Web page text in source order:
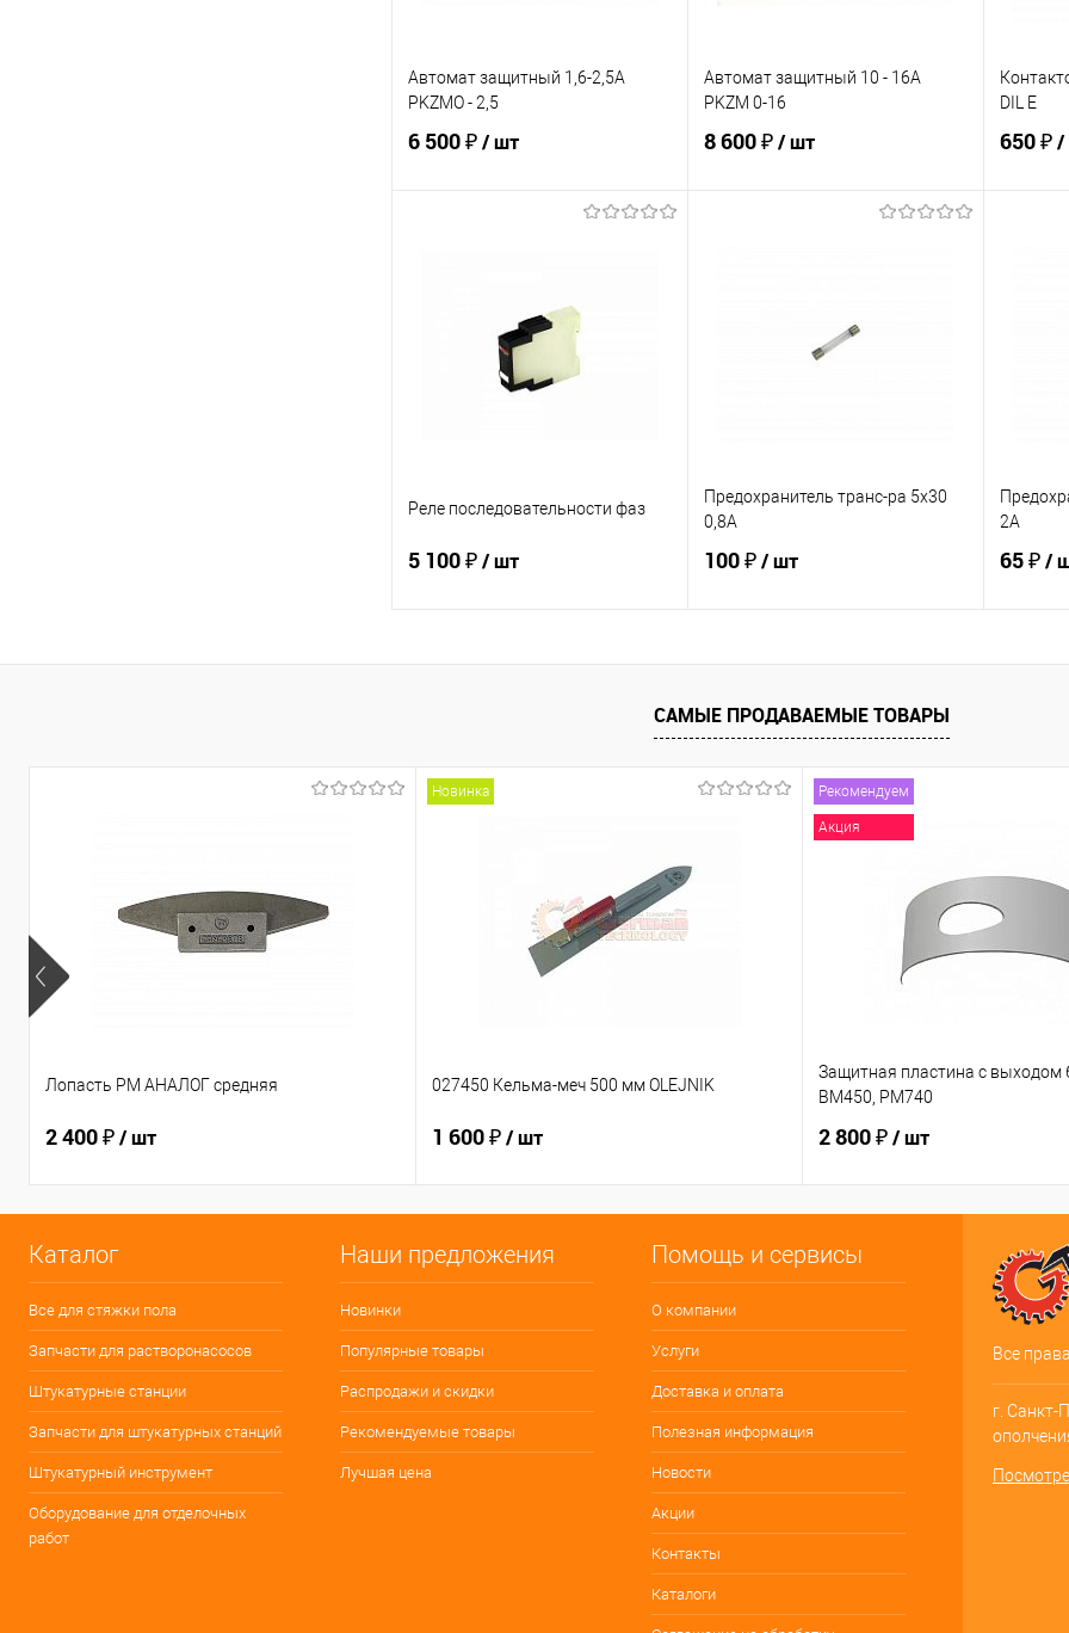
Автомат защитный 1,6-2,5А
PKZMO - 2,5
6 500 ₽/ шт
В избранное
Автомат защитный 10 - 16А
PKZM 0-16
8 600 ₽/ шт
DIL E
650 ₽/
Реле последовательности фаз
5 100 ₽/ шт
В корзину
К сравнению
В избранное
Под заказ
Предохранитель транс-ра 5х30
0,8А
100 ₽/ шт
В корзину
Купить в 1 клик
К сравнению
В избранное
Под заказ
2А
65 ₽/
В
САМЫЕ ПРОДАВАЕМЫЕ ТОВАРЫ
Лопасть PM АНАЛОГ средняя
2 400 ₽/ шт
Новинка
027450 Кельма-меч 500 мм OLEJNIK
1 600 ₽/ шт
Рекомендуем
Акция
Защитная пластина с выходом
BM450, PM740
2 800 ₽/ шт
Каталог
Все для стяжки пола
Запчасти для растворонасосов
Штукатурные станции
Запчасти для штукатурных станций
Штукатурный инструмент
Оборудование для отделочных
работ
Наши предложения
Новинки
Популярные товары
Распродажи и скидки
Рекомендуемые товары
Лучшая цена
Помощь и сервисы
О компании
Услуги
Доставка и оплата
Полезная информация
Новости
Акции
Контакты
Каталоги
Все
г. Санкт-